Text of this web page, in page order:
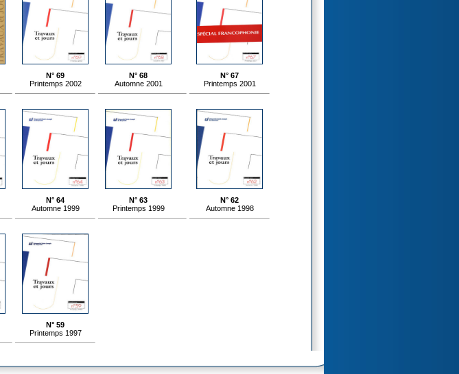
N° 69
Printemps 2002
N° 68
Automne 2001
N° 67
Printemps 2001
N° 64
Automne 1999
N° 63
Printemps 1999
N° 62
Automne 1998
N° 59
Printemps 1997